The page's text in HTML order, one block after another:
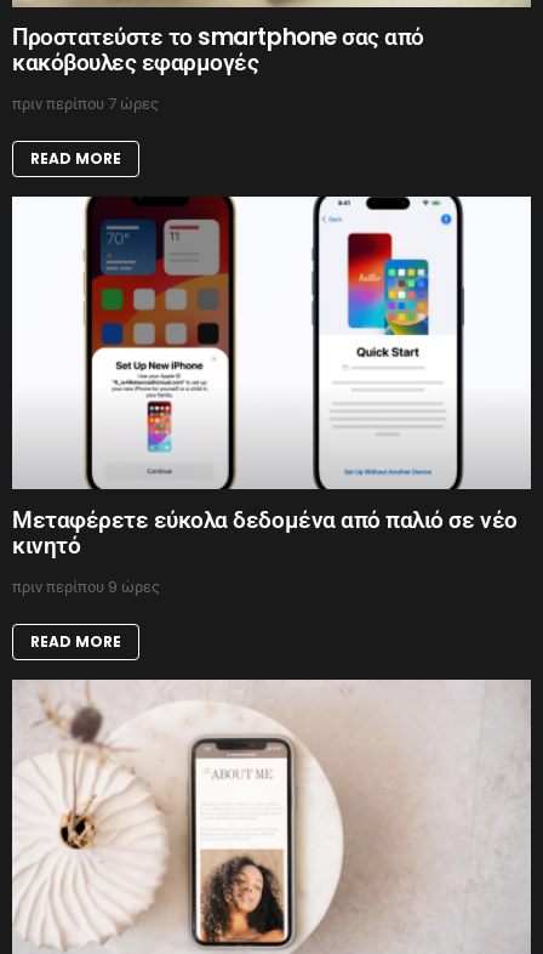
Προστατεύστε το smartphone σας από
κακόβουλες εφαρμογές
πριν περίπου 7 ώρες
READ MORE
Μεταφέρετε εύκολα δεδομένα από παλιό σε νέο
κινητό
πριν περίπου 9 ώρες
READ MORE